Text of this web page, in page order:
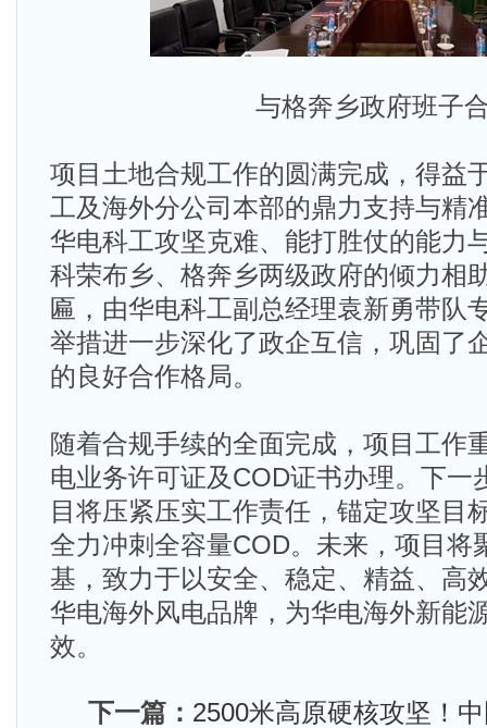
与格奔乡政府班子
项目土地合规工作的圆满完成，得益
工及海外分公司本部的鼎力支持与精
华电科工攻坚克难、能打胜仗的能力
科荣布乡、格奔乡两级政府的倾力相
匾，由华电科工副总经理袁新勇带队
举措进一步深化了政企互信，巩固了
的良好合作格局。
随着合规手续的全面完成，项目工作
电业务许可证及COD证书办理。下一
目将压紧压实工作责任，锚定攻坚目
全力冲刺全容量COD。未来，项目将
基，致力于以安全、稳定、精益、高
华电海外风电品牌，为华电海外新能
效。
下一篇： 2500米高原硬核攻坚！